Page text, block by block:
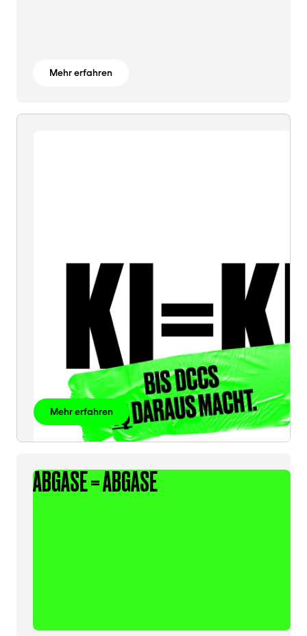
Mehr erfahren
Mehr erfahren
ABGASE = ABGASE